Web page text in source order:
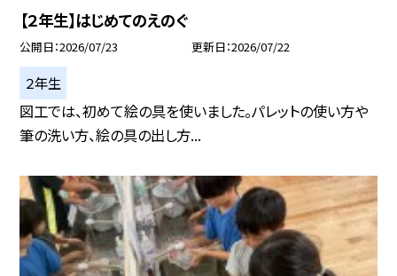
【２年生】はじめてのえのぐ
公開日 2026/07/23 更新日 2026/07/22
２年生
図工では、初めて絵の具を使いました。パレットの使い方や
筆の洗い方、絵の具の出し方...